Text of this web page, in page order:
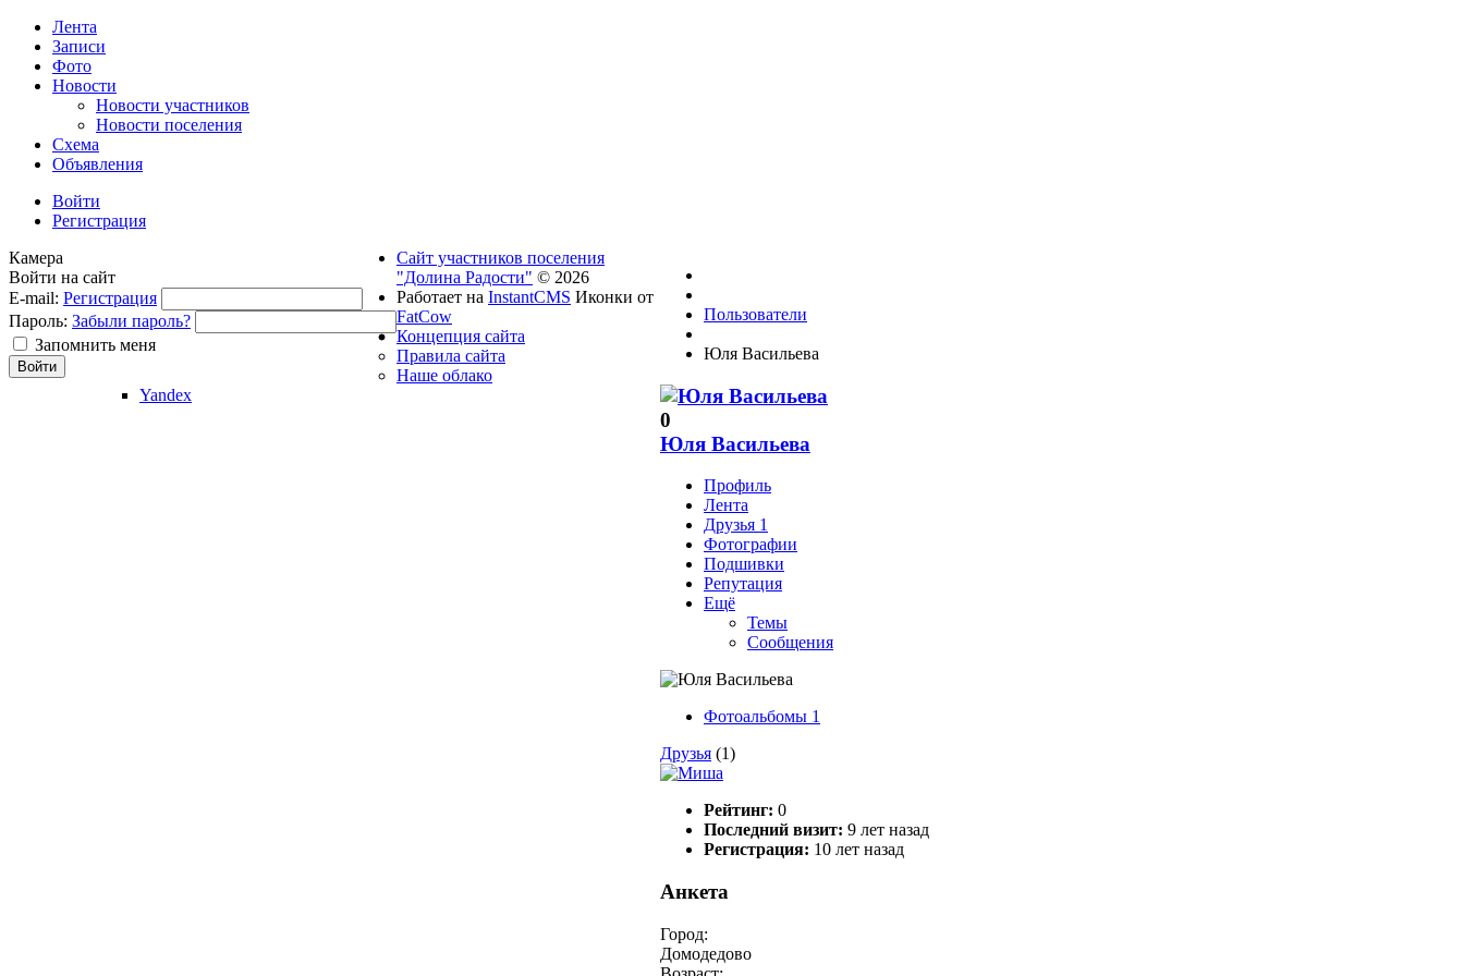
Лента
Записи
Фото
Новости
Новости участников
Новости поселения
Схема
Объявления
Войти
Регистрация
Пользователи
Юля Васильева
0
Юля Васильева
Профиль
Лента
Друзья 1
Фотографии
Подшивки
Репутация
Ещё
Темы
Сообщения
Фотоальбомы 1
Друзья (1)
Рейтинг: 0
Последний визит: 9 лет назад
Регистрация: 10 лет назад
Анкета
Город:
Домодедово
Камера
Войти на сайт
E-mail: Регистрация
Пароль: Забыли пароль?
Запомнить меня
Сайт участников поселения
"Долина Радости" © 2026
Работает на InstantCMS Иконки от
FatCow
Концепция сайта
Правила сайта
Наше облако
Yandex